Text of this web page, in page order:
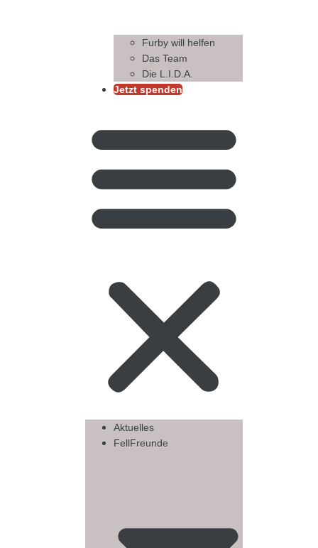
Furby will helfen
Das Team
Die L.I.D.A.
Jetzt spenden
Aktuelles
FellFreunde